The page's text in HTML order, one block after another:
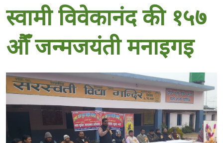
स्वामी विवेकानंद की १५७
औँ जन्मजयंती मनाइगइ